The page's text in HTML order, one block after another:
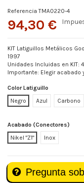
Referencia TMA0220-4
94,30 €
KIT Latiguillos Metálicos
1997
Unidades Incluidas en KIT: 4
Importante: Elegir acabado
Color Latiguillo
Negro
Azul Carbono
Acabado (Conectores)
Nikel "Z1"
Inox
Pregunta